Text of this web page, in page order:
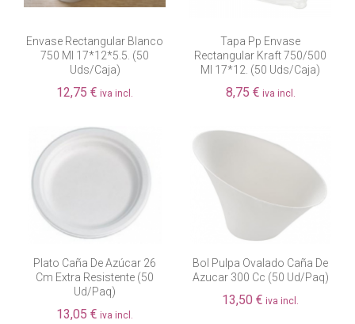
Envase Rectangular Blanco
750 Ml 17*12*5.5. (50
Uds/caja)
12,75 € iva incl.
Tapa Pp Envase
Rectangular Kraft 750/500
Ml 17*12. (50 Uds/caja)
8,75 € iva incl.
Plato Caña De Azúcar 26
Cm Extra Resistente (50
Ud/paq)
13,05 € iva incl.
Bol Pulpa Ovalado Caña De
Azucar 300 Cc (50 Ud/paq)
13,50 € iva incl.